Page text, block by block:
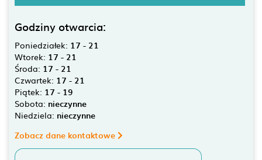
Godziny otwarcia:
Poniedziałek: 17 - 21
Wtorek: 17 - 21
Środa: 17 - 21
Czwartek: 17 - 21
Piątek: 17 - 19
Sobota: nieczynne
Niedziela: nieczynne
Zobacz dane kontaktowe